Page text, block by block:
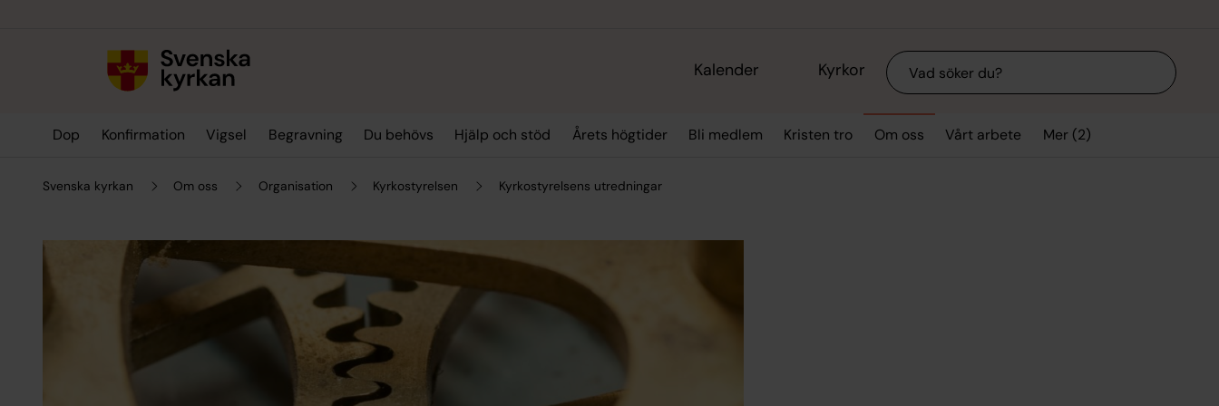
Kalender Kyrkor Sök
Dop Konfirmation Vigsel Begravning Du behövs Hjälp och stöd Årets högtider Bli medlem Kristen tro Om oss Vårt arbete Mer (2)
Svenska kyrkan Om oss Organisation Kyrkostyrelsen Kyrkostyrelsens utredningar